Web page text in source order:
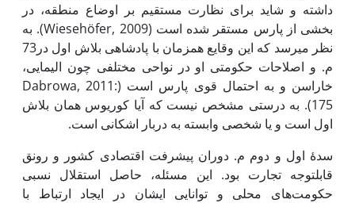
داشته و شاید برای نظارت مستقیم بر اوضاع منطقه، در
بخشی از پارس مستقر شده است (Wiesehöfer, 2009). به
نظر می­رسد که این وقایع همزمان با پادشاهی بلاش اول در73
م. و اصلاحات حکومتی او در نواحی مختلفی چون الیمایی،
خاراسن و به احتمال قوی پارس است (Dabrowa, 2011:
175). به درستی مشخص نیست که آیا کوریوس همان بلاش
اول است و یا شخصی وابسته به دربار اشکانی است.
سدۀ اول و دوم م. دوران پیشرفت اقتصادی کشور و رونق
قابل­توجه تجارت بود. این مسئله، حاصل استقلال نسبی
حکومت‌های محلی و توانایی ایشان در ایجاد ارتباط با